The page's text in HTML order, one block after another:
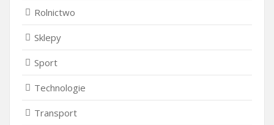
Rolnictwo
Sklepy
Sport
Technologie
Transport